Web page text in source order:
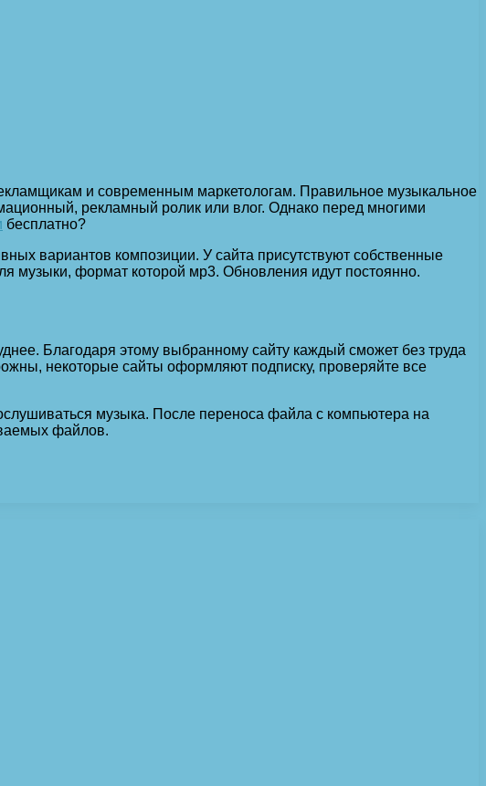
и современным маркетологам. Правильное музыкальное
рекламный ролик или влог. Однако перед многими
бесплатно?
вариантов композиции. У сайта присутствуют собственные
музыки, формат которой мр3. Обновления идут постоянно.
Благодаря этому выбранному сайту каждый сможет без труда
некоторые сайты оформляют подписку, проверяйте все
музыка. После переноса файла с компьютера на
файлов.